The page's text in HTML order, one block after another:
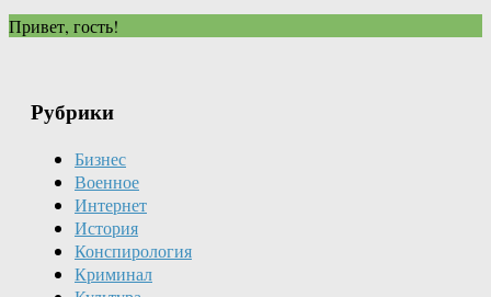
Привет, гость!
Рубрики
Бизнес
Военное
Интернет
История
Конспирология
Криминал